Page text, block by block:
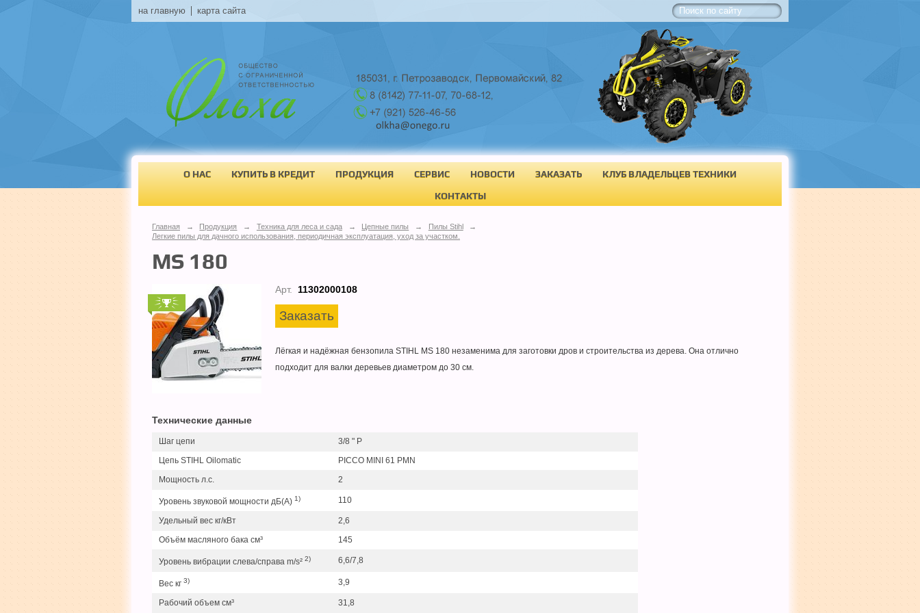
на главную карта сайта
О НАС КУПИТЬ В КРЕДИТ ПРОДУКЦИЯ СЕРВИС НОВОСТИ ЗАКАЗАТЬ
КЛУБ ВЛАДЕЛЬЦЕВ ТЕХНИКИ
КОНТАКТЫ
Главная → Продукция → Техника для леса и сада → Цепные пилы → Пилы Stihl
→
Легкие пилы для дачного использования, периодичная эксплуатация, уход за участком.
MS 180
Арт. 11302000108
Заказать
Лёгкая и надёжная бензопила STIHL MS 180 незаменима для заготовки дров и строительства из дерева. Она отлично
подходит для валки деревьев диаметром до 30 см.
Технические данные
Шаг цепи
3/8 " P
Цепь STIHL Oilomatic
PICCO MINI 61 PMN
Мощность л.с.
2
Уровень звуковой мощности дБ(A) 1) 110
Удельный вес кг/кВт
2,6
Объём масляного бака см³
145
Уровень вибрации слева/справа m/s² 2) 6,6/7,8
Вес кг 3) 3,9
Рабочий объем см³ 31,8